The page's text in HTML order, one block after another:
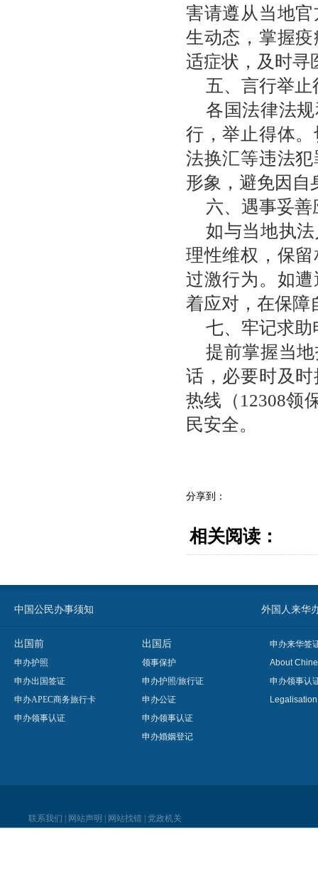
害请遵从当地
生动态，掌握
适症状，及时寻
五、言行举止
各国法律法
行，举止得体
法换汇等违法
形象，避免因自
六、遇事妥善
如与当地执
理性维权，保
过激行为。如
着应对，在保障
七、牢记求助
提前掌握当
话，必要时及
热线（12308领
民安全。
分享到：
相关阅读：
中国公民办事须知 外国人来华
出国前
申办护照
申办出国签证
申办APEC商务旅行卡
申办领事认证
出国后
领事保护
申办护照/旅行证
申办公证
申办领事认证
申办婚姻登记
申办来华签
About
申办领事认
联系我们 网站声明 网站找错 党政机关